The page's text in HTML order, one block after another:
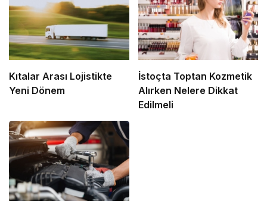
Kıtalar Arası Lojistikte
Yeni Dönem
İstoçta Toptan Kozmetik
Alırken Nelere Dikkat
Edilmeli